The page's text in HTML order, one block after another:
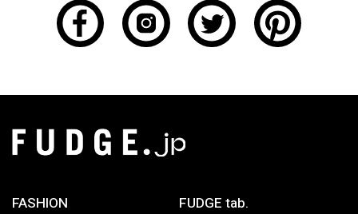
FASHION FUDGE tab.